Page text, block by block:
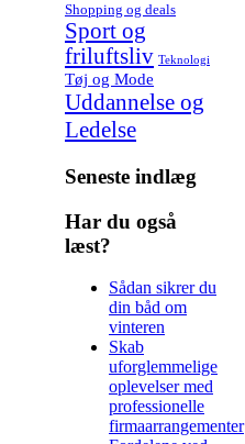
Shopping og deals
Sport og
friluftsliv Teknologi
Tøj og Mode
Uddannelse og
Ledelse
Seneste indlæg
Har du også
læst?
Sådan sikrer du
din båd om
vinteren
Skab
uforglemmelige
oplevelser med
professionelle
firmaarrangementer